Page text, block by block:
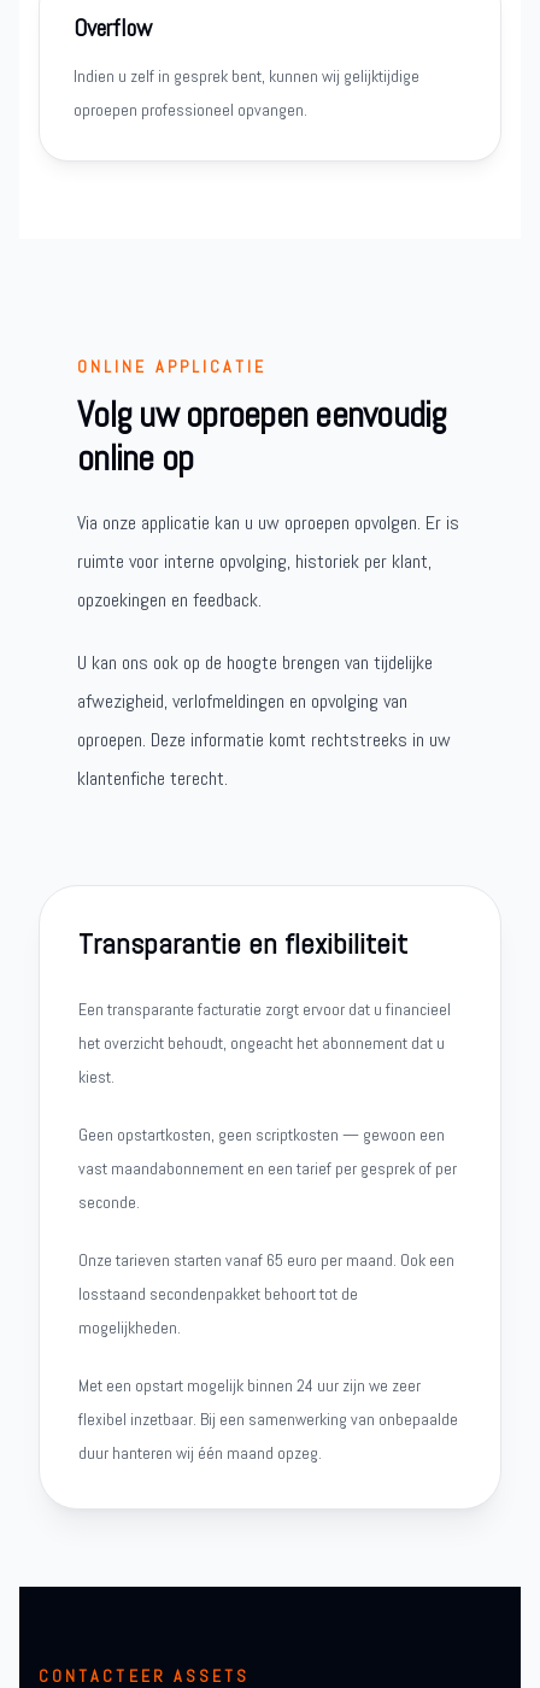
Overflow
Indien u zelf in gesprek bent, kunnen wij gelijktijdige
oproepen professioneel opvangen.
ONLINE APPLICATIE
Volg uw oproepen eenvoudig
online op
Via onze applicatie kan u uw oproepen opvolgen. Er is
ruimte voor interne opvolging, historiek per klant,
opzoekingen en feedback.
U kan ons ook op de hoogte brengen van tijdelijke
afwezigheid, verlofmeldingen en opvolging van
oproepen. Deze informatie komt rechtstreeks in uw
klantenfiche terecht.
Transparantie en flexibiliteit
Een transparante facturatie zorgt ervoor dat u financieel
het overzicht behoudt, ongeacht het abonnement dat u
kiest.
Geen opstartkosten, geen scriptkosten — gewoon een
vast maandabonnement en een tarief per gesprek of per
seconde.
Onze tarieven starten vanaf 65 euro per maand. Ook een
losstaand secondenpakket behoort tot de
mogelijkheden.
Met een opstart mogelijk binnen 24 uur zijn we zeer
flexibel inzetbaar. Bij een samenwerking van onbepaalde
duur hanteren wij één maand opzeg.
CONTACTEER ASSETS